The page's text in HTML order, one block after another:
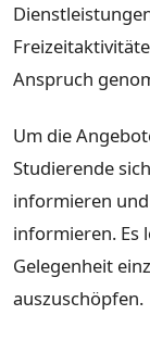
Anspruch
Um die
Studierende
informieren
informieren. Es
Gelegenheit
auszuschöpfen.